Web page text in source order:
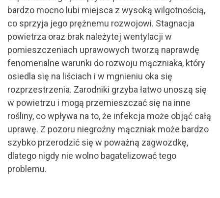
bardzo mocno lubi miejsca z wysoką wilgotnością,
co sprzyja jego prężnemu rozwojowi. Stagnacja
powietrza oraz brak należytej wentylacji w
pomieszczeniach uprawowych tworzą naprawdę
fenomenalne warunki do rozwoju mączniaka, który
osiedla się na liściach i w mgnieniu oka się
rozprzestrzenia. Zarodniki grzyba łatwo unoszą się
w powietrzu i mogą przemieszczać się na inne
rośliny, co wpływa na to, że infekcja może objąć całą
uprawę. Z pozoru niegroźny mączniak może bardzo
szybko przerodzić się w poważną zagwozdkę,
dlatego nigdy nie wolno bagatelizować tego
problemu.